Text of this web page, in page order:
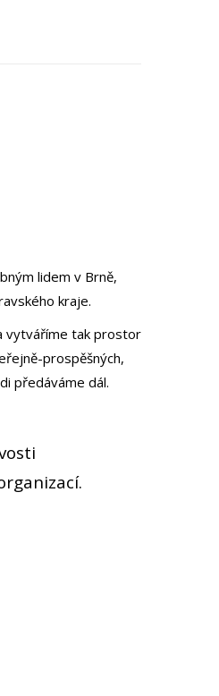
lidem v Brně,
kraje.
vytváříme tak prostor
prospěšných,
předáváme dál.